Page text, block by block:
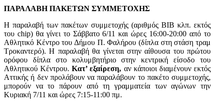
ΠΑΡΑΛΑΒΗ ΠΑΚΕΤΩΝ ΣΥΜΜΕΤΟΧΗΣ
Η παραλαβή των πακέτων συμμετοχής (αριθμός ΒΙΒ κλπ. εκτός
του chip) θα γίνει το Σάββατο 6/11 και ώρες 16:00-20:00 από το
Αθλητικό Κέντρο του Δήμου Π. Φαλήρου (δίπλα στη στάση τραμ
Τροκαντερό). Η παραλαβή θα γίνεται στην αίθουσα του πρώτου
ορόφου δίπλα στο κολυμβητήριο στην κεντρική είσοδο του
Αθλητικού Κέντρου.Κατ’ εξαίρεση, αν κάποιοι διαμένουν εκτός
Αττικής ή δεν προλάβουν να παραλάβουν το πακέτο συμμετοχής,
μπορούν να το πάρουν από τη γραμματεία των αγώνων την
Κυριακή 7/11 και ώρες 7:15-11:00 πμ.